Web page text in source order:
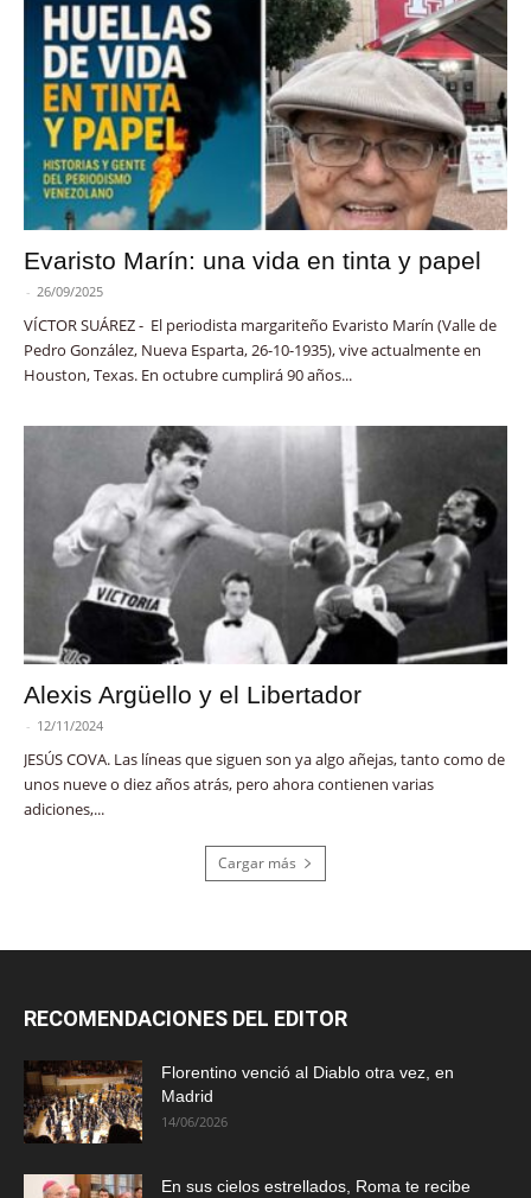
Evaristo Marín: una vida en tinta y papel
- 26/09/2025
VÍCTOR SUÁREZ - El periodista margariteño Evaristo Marín (Valle de
Pedro González, Nueva Esparta, 26-10-1935), vive actualmente en
Houston, Texas. En octubre cumplirá 90 años...
Alexis Argüello y el Libertador
- 12/11/2024
JESÚS COVA. Las líneas que siguen son ya algo añejas, tanto como de
unos nueve o diez años atrás, pero ahora contienen varias
adiciones,...
Cargar más
RECOMENDACIONES DEL EDITOR
Florentino venció al Diablo otra vez, en
Madrid
14/06/2026
En sus cielos estrellados, Roma te recibe